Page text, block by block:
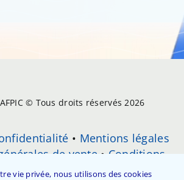
© Tous droits réservés 2026
• Mentions légales
de vente • Conditions
d’Utilisation (CGU)•
vie privée, nous utilisons des cookies